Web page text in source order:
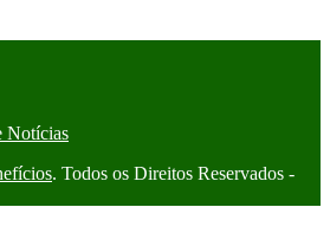
Notícias
. Todos os Direitos Reservados -